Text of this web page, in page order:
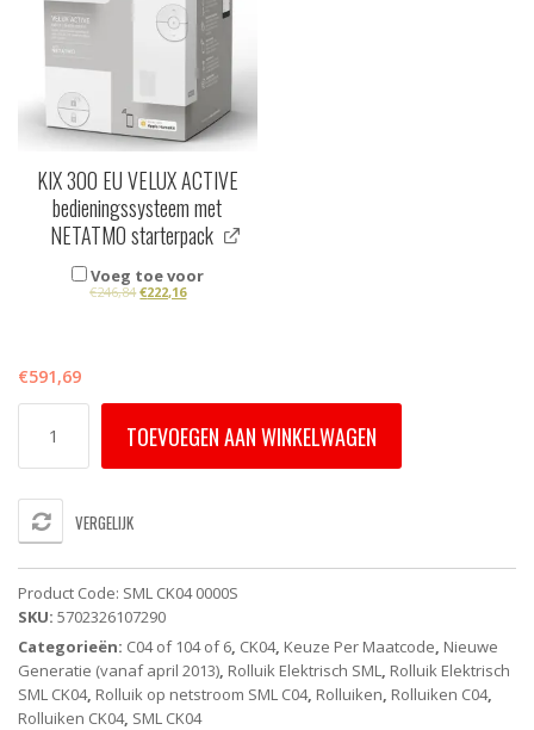
KIX 300 EU VELUX ACTIVE
bedieningssysteem met
NETATMO starterpack
Voeg toe voor
€246,84 €222,16
€591,69
CK04
VELUX
Rolluik
-
Elektrisch
(op
netstroom)
aantal
TOEVOEGEN AAN WINKELWAGEN
VERGELIJK
Product Code: SML CK04 0000S
SKU: 5702326107290
Categorieën: C04 of 104 of 6, CK04, Keuze Per Maatcode, Nieuwe
Generatie (vanaf april 2013), Rolluik Elektrisch SML, Rolluik Elektrisch
SML CK04, Rolluik op netstroom SML C04, Rolluiken, Rolluiken C04,
Rolluiken CK04, SML CK04